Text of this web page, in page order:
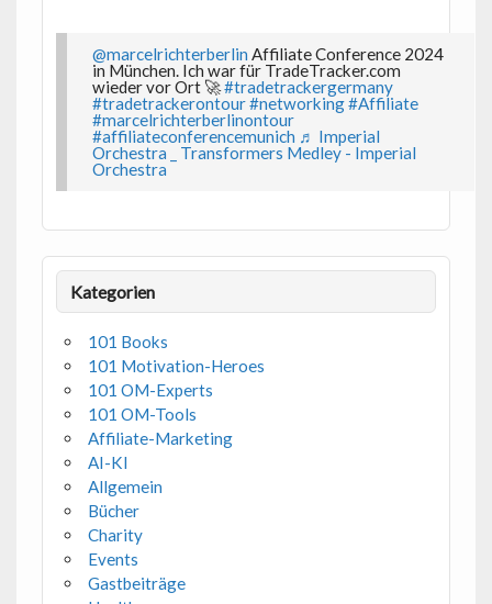
@marcelrichterberlin Affiliate Conference 2024
in München. Ich war für TradeTracker.com
wieder vor Ort 🚀#tradetrackergermany
#tradetrackerontour#networking#Affiliate
#marcelrichterberlinontour
#affiliateconferencemunich ♬ Imperial
Orchestra _ Transformers Medley - Imperial
Orchestra
Kategorien
101 Books
101 Motivation-Heroes
101 OM-Experts
101 OM-Tools
Affiliate-Marketing
AI-KI
Allgemein
Bücher
Charity
Events
Gastbeiträge